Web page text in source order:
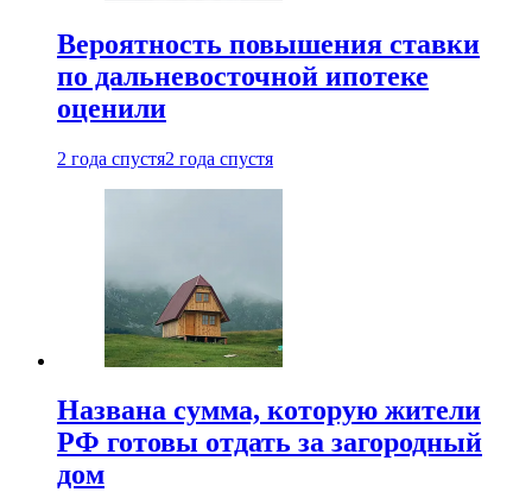
Вероятность повышения ставки
по дальневосточной ипотеке
оценили
2 года спустя2 года спустя
Названа сумма, которую жители
РФ готовы отдать за загородный
дом